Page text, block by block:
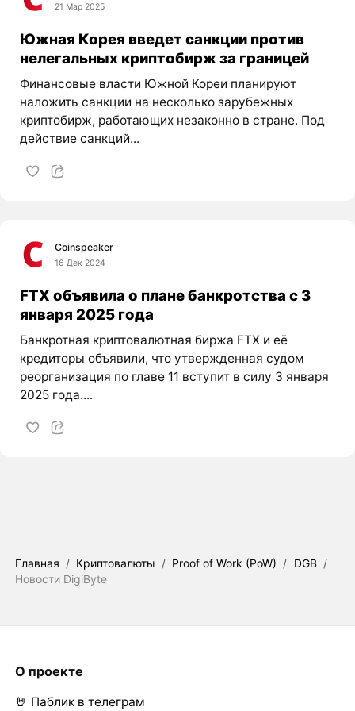
21 Мар 2025
Южная Корея введет санкции против
нелегальных криптобирж за границей
Финансовые власти Южной Кореи планируют
наложить санкции на несколько зарубежных
криптобирж, работающих незаконно в стране. Под
действие санкций...
Coinspeaker
16 Дек 2024
FTX объявила о плане банкротства с 3
января 2025 года
Банкротная криптовалютная биржа FTXи её
кредиторы объявили, что утвержденная судом
реорганизация по главе 11 вступит в силу 3 января
2025 года....
Главная / Криптовалюты / Proof of Work (PoW) / DGB /
Новости DigiByte
О проекте
🤘 Паблик в телеграм